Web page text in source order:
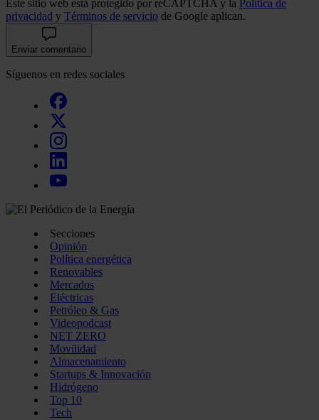
Este sitio web está protegido por reCAPTCHA y la Política de
privacidad y Términos de servicio de Google aplican.
Enviar comentario
Síguenos en redes sociales
Secciones
Opinión
Política energética
Renovables
Mercados
Eléctricas
Petróleo & Gas
Videopodcast
NET ZERO
Movilidad
Almacenamiento
Startups & Innovación
Hidrógeno
Top 10
Tech